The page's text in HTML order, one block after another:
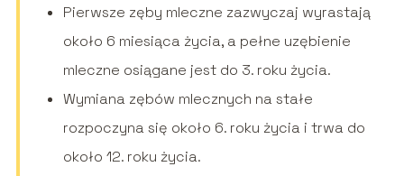
Pierwsze zęby mleczne zazwyczaj wyrastają
około 6 miesiąca życia, a pełne uzębienie
mleczne osiągane jest do 3. roku życia.
Wymiana zębów mlecznych na stałe
rozpoczyna się około 6. roku życia i trwa do
około 12. roku życia.